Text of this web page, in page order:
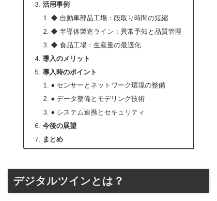
活用事例
◆ 自動車部品工場：段取り時間の短縮
◆ 半導体製造ライン：異常予知と品質管理
◆ 食品工場：生産量の最適化
導入のメリット
導入時のポイント
● センサーとネットワーク環境の整備
● データ整備とモデリング技術
● システム連携とセキュリティ
今後の展望
まとめ
デジタルツインとは？